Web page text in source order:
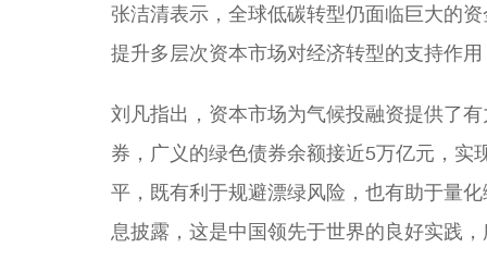
张洁清表示，全球低碳转型仍面临巨大的
提升多层次资本市场对经济转型的支持作
刘凡指出，资本市场为气候投融资提供了
券，广义的绿色债券余额接近5万亿元，
平，既有利于规避漂绿风险，也有助于量
息披露，这是中国领先于世界的良好实践